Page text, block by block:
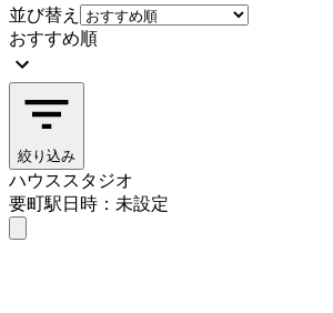
並び替え
おすすめ順
絞り込み
ハウススタジオ
要町駅日時：未設定